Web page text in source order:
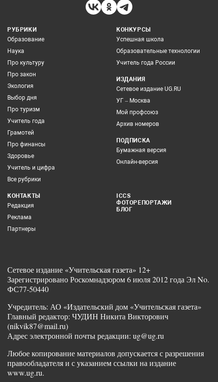
РУБРИКИ
Образование
Наука
Про культуру
Про закон
Экология
Выбор дня
Про туризм
Учитель года
Грамотей
Про финансы
Здоровье
Учитель и цифра
Все рубрики
КОНКУРСЫ
Успешная школа
Образовательные технологии
Учитель года России
ИЗДАНИЯ
Сетевое издание UG.RU
УГ – Москва
Мой профсоюз
Архив номеров
ПОДПИСКА
Бумажная версия
Онлайн-версия
КОНТАКТЫ
Редакция
Реклама
Партнеры
ICCS
ФОТОРЕПОРТАЖИ
БЛОГ
Сетевое издание «Учительская газета» 12+
Зарегистрировано Роскомнадзором 6 июля 2012 года Эл No.
ФС77-50440
Учредитель: АО «Издательский дом «Учительская газета»
Главный редактор: ЧУДИН Никита Викторович
(nikvik87@mail.ru)
Адрес электронной почты редакции: ug@ug.ru
Любое копирование материалов допускается с разрешения
правообладателя и с указанием ссылки на издание
www.ug.ru.